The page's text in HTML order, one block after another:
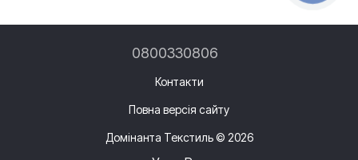
0800330806
Контакти
Повна версія сайту
Домінанта Текстиль © 2026